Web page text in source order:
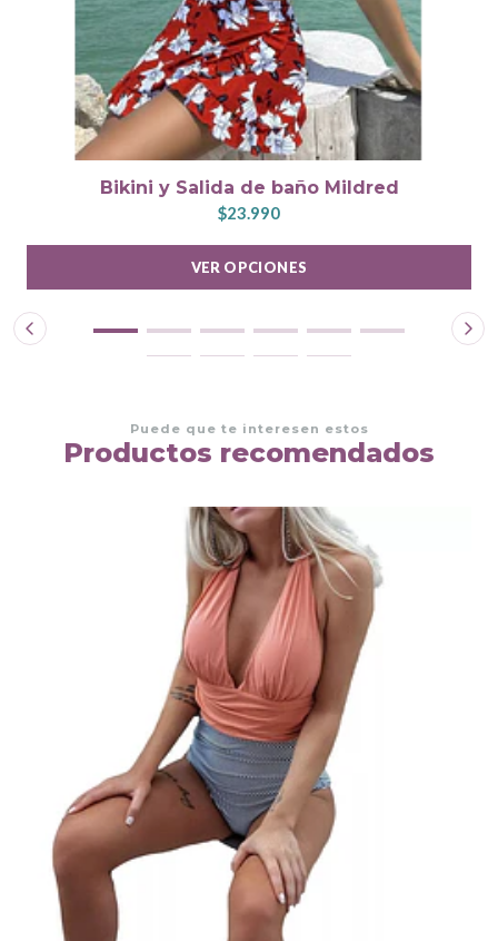
Bikini y Salida de baño Mildred
$23.990
VER OPCIONES
Puede que te interesen estos
Productos recomendados